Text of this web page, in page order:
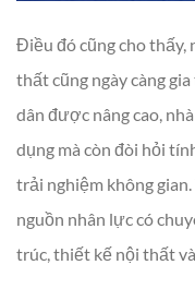
Điều đó cũng cho thấy,
thất cũng ngày càng
dân được nâng cao,
dụng mà còn đòi hỏi
trải nghiệm không
nguồn nhân lực có
trúc, thiết kế nội thất